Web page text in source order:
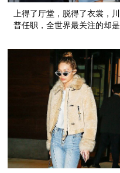
上得了厅堂，脱得了衣裳，川
普任职，全世界最关注的却是